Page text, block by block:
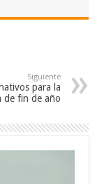
Siguiente
para la
de fin de año